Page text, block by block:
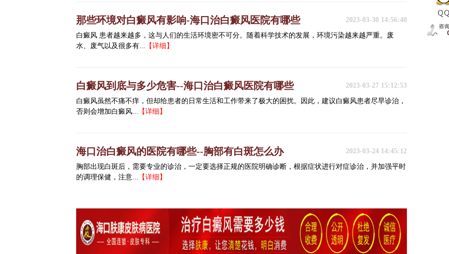
那些环境对白癜风有影响-海口治白癜风医院有哪些 2023-03-30 14:56:40
白癜风 患者越来越多，这与人们的生活环境密不可分。随着科学技术的发展，环境污染越来越严重。废
水、废气以及很多有... 【详细】
白癜风到底与多少危害--海口治白癜风医院有哪些 2023-03-27 15:12:53
白癜风虽然不痛不痒，但却给患者的日常生活和工作带来了极大的困扰。因此，建议白癜风患者尽早诊治，
否则会增加白癜风... 【详细】
海口治白癜风的医院有哪些--胸部有白斑怎么办 2023-03-24 14:45:12
胸部出现白斑后，需要专业的诊治，一定要选择正规的医院明确诊断，根据症状进行对症诊治，并加强平时
的调理保健，注意... 【详细】